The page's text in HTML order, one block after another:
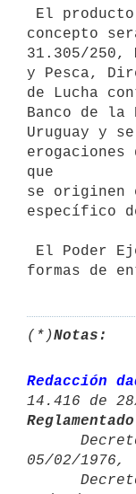
concepto
31.305/
y Pesca,
de Lucha
Banco de
Uruguay y
que
se originen
específico
(*)Notas:
Redacción
14.416 de
05/02/1976,